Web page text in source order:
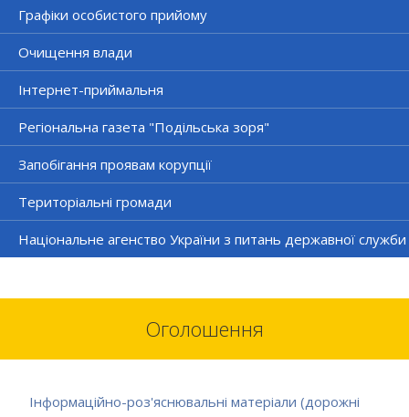
Графіки особистого прийому
Очищення влади
Інтернет-приймальня
Регіональна газета "Подільська зоря"
Запобігання проявам корупції
Територіальні громади
Національне агенство України з питань державної служби
Оголошення
Інформаційно-роз'яснювальні матеріали (дорожні